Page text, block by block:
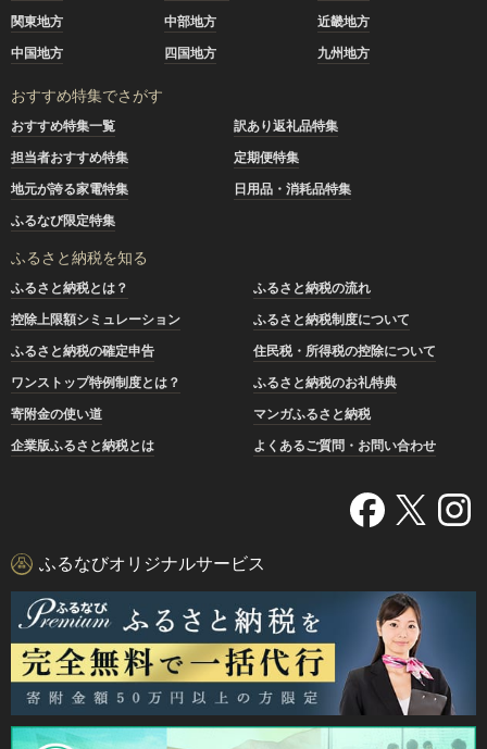
関東地方
中部地方
近畿地方
中国地方
四国地方 九州地方
おすすめ特集でさがす
おすすめ特集一覧
訳あり返礼品特集
担当者おすすめ特集
定期便特集
地元が誇る家電特集
日用品・消耗品特集
ふるなび限定特集
ふるさと納税を知る
ふるさと納税とは？
ふるさと納税の流れ
控除上限額シミュレーション
ふるさと納税制度について
ふるさと納税の確定申告
住民税・所得税の控除について
ワンストップ特例制度とは？
ふるさと納税のお礼特典
寄附金の使い道
マンガふるさと納税
企業版ふるさと納税とは
よくあるご質問・お問い合わせ
ふるなびオリジナルサービス